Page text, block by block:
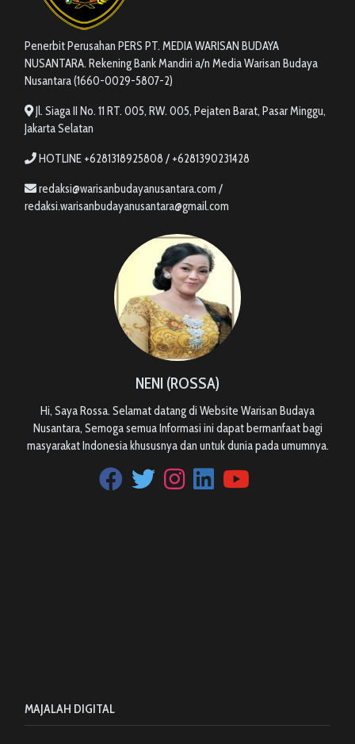
Penerbit Perusahan PERS PT. MEDIA WARISAN BUDAYA
NUSANTARA. Rekening Bank Mandiri a/n Media Warisan Budaya
Nusantara (1660-0029-5807-2)
Jl. Siaga II No. 11 RT. 005, RW. 005, Pejaten Barat, Pasar Minggu,
Jakarta Selatan
HOTLINE +6281318925808 / +6281390231428
redaksi@warisanbudayanusantara.com /
redaksi.warisanbudayanusantara@gmail.com
NENI (ROSSA)
Hi, Saya Rossa. Selamat datang di Website Warisan Budaya
Nusantara, Semoga semua Informasi ini dapat bermanfaat bagi
masyarakat Indonesia khususnya dan untuk dunia pada umumnya.
MAJALAH DIGITAL